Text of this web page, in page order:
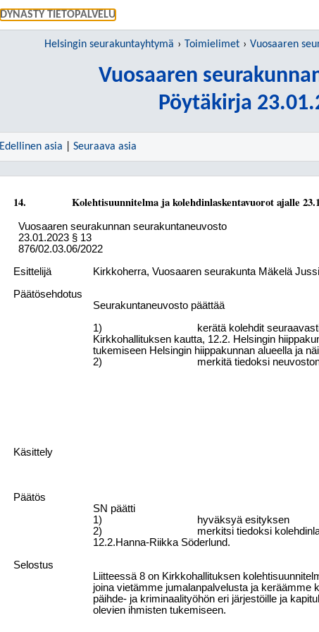
DYNASTY TIETOPALVELU SIIRRY SUORAAN
Helsingin seurakuntayhtymä Toimielimet Vuosaaren
Vuosaaren
Pöytäkirja
Edellinen asia Seuraava asia
14. Kolehtisuunnitelma ja kolehdinlaskentavuorot ajalle
Vuosaaren seurakunnan seurakuntaneuvosto
23.01.2023 § 13
876/02.03.06/2022
Esittelijä
Kirkkoherra, Vuosaaren seurakunta Mäkelä Jussi
Päätösehdotus
Seurakuntaneuvosto päättää
1)
kerätä kolehdit
Kirkkohallituksen kautta, 12.2. Helsingin
tukemiseen Helsingin hiippakunnan alueella ja
2)
merkitä tiedoksi
Käsittely
Päätös
SN päätti
1)
hyväksyä esityksen
2)
merkitsi tiedoksi
12.2.Hanna-Riikka Söderlund.
Selostus
Liitteessä 8 on Kirkkohallituksen
joina vietämme jumalanpalvelusta ja keräämme
päihde- ja kriminaalityöhön eri järjestöille ja
olevien ihmisten tukemiseen.